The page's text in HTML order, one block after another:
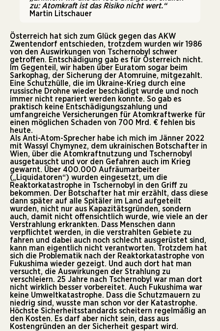
zu: Atomkraft ist das Risiko nicht wert.“
Martin Litschauer
Österreich hat sich zum Glück gegen das AKW
Zwentendorf entschieden, trotzdem wurden wir 1986
von den Auswirkungen von Tschernobyl schwer
getroffen. Entschädigung gab es für Österreich nicht.
Im Gegenteil, wir haben über Euratom sogar beim
Sarkophag, der Sicherung der Atomruine, mitgezahlt.
Eine Schutzhülle, die im Ukraine-Krieg durch eine
russische Drohne wieder beschädigt wurde und noch
immer nicht repariert werden konnte. So gab es
praktisch keine Entschädigungszahlung und
umfangreiche Versicherungen für Atomkraftwerke für
einen möglichen Schaden von 700 Mrd. € fehlen bis
heute.
Als Anti-Atom-Sprecher habe ich mich im Jänner 2022
mit Wassyl Chymynez, dem ukrainischen Botschafter in
Wien, über die Atomkraftnutzung und Tschernobyl
ausgetauscht und vor den Gefahren auch im Krieg
gewarnt. Über 400.000 Aufräumarbeiter
(„Liquidatoren“) wurden eingesetzt, um die
Reaktorkatastrophe in Tschernobyl in den Griff zu
bekommen. Der Botschafter hat mir erzählt, dass diese
dann später auf alle Spitäler im Land aufgeteilt
wurden, nicht nur aus Kapazitätsgründen, sondern
auch, damit nicht offensichtlich wurde, wie viele an der
Verstrahlung erkrankten. Dass Menschen dann
verpflichtet werden, in die verstrahlten Gebiete zu
fahren und dabei auch noch schlecht ausgerüstet sind,
kann man eigentlich nicht verantworten. Trotzdem hat
sich die Problematik nach der Reaktorkatastrophe von
Fukushima wieder gezeigt. Und auch dort hat man
versucht, die Auswirkungen der Strahlung zu
verschleiern. 25 Jahre nach Tschernobyl war man dort
nicht wirklich besser vorbereitet. Auch Fukushima war
keine Umweltkatastrophe. Dass die Schutzmauern zu
niedrig sind, wusste man schon vor der Katastrophe.
Höchste Sicherheitsstandards scheitern regelmäßig an
den Kosten. Es darf aber nicht sein, dass aus
Kostengründen an der Sicherheit gespart wird.